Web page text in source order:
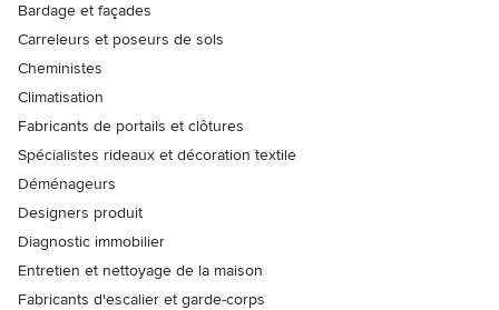
Bardage et façades
Carreleurs et poseurs de sols
Cheministes
Climatisation
Fabricants de portails et clôtures
Spécialistes rideaux et décoration textile
Déménageurs
Designers produit
Diagnostic immobilier
Entretien et nettoyage de la maison
Fabricants d'escalier et garde-corps